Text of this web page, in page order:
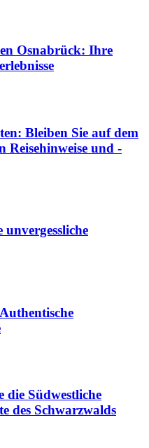
Osnabrück: Ihre
Bleiben Sie auf dem
Reisehinweise und -
unvergessliche
die Südwestliche
des Schwarzwalds